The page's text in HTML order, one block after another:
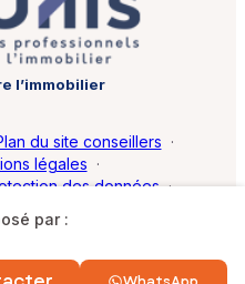
par :
l’immobilier
droits réservés.
du site conseillers ·
légales ·
des données ·